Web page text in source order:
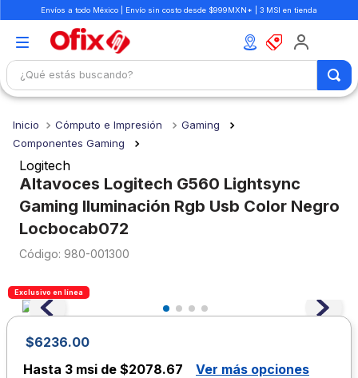
Envíos a todo México | Envío sin costo desde $999MXN* | 3 MSI en tienda
¿Qué estás buscando?
Cómputo e Impresión
Gaming
Componentes Gaming
Logitech
Altavoces Logitech G560 Lightsync
Gaming Iluminación Rgb Usb Color Negro
Locbocab072
: 980-001300
Exclusivo en línea
$6236.00
Hasta 3 msi de $2078.67
Ver más opciones
1.
mochilas
libretas
3.
cuaderno
4.
cuadernos
7.
escritorio